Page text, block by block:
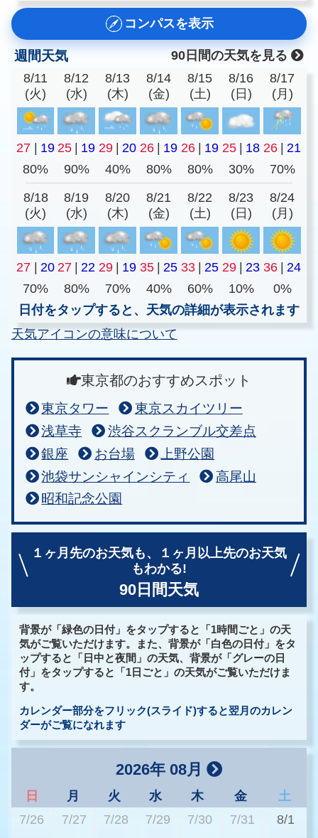
コンパスを表示
週間天気
90日間の天気を見る
8/11
(火)
8/12
(水)
8/13
(木)
8/14
(金)
8/15
(土)
8/16
(日)
8/17
(月)
27 | 19 25 | 19 29 | 20 26 | 19 26 | 19 25 | 18 26 | 21
80%
90% 40% 80% 80% 30% 70%
8/18
(火)
8/19
(水)
8/20
(木)
8/21
(金)
8/22
(土)
8/23
(日)
8/24
(月)
27 | 20 27 | 22 29 | 19 35 | 25 33 | 25 29 | 23 36 | 24
70%
80% 70% 40% 60% 10%
0%
日付をタップすると、天気の詳細が表示されます
天気アイコンの意味について
東京都のおすすめスポット
東京タワー
東京スカイツリー
浅草寺
渋谷スクランブル交差点
銀座
お台場
上野公園
池袋サンシャインシティ
高尾山
昭和記念公園
１ヶ月先のお天気も、
１ヶ月以上先のお天気
もわかる!
90日間天気
背景が「緑色の日付」をタップすると「1時間ごと」の天
気がご覧いただけます。また、背景が「白色の日付」をタ
ップすると「日中と夜間」の天気、背景が「グレーの日
付」をタップすると「1日ごと」の天気がご覧いただけま
す。
カレンダー部分をフリック(スライド)すると翌月のカレン
ダーがご覧になれます
2026年 08月
日 月 火 水 木 金
土
7/26
7/27 7/28 7/29 7/30 7/31 8/1